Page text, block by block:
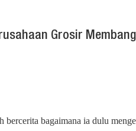
Grosir
bercerita bagaimana ia dulu